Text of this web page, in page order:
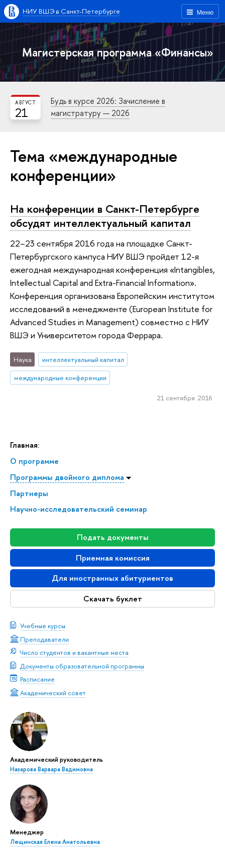
Меню
НИУ ВШЭ в Санкт-Петербурге
Магистерская программа «Финансы»
21
АВГУСТ
Будь в курсе 2026: Зачисление в
магистратуру — 2026
Главная:
О программе
Программы двойного диплома
Партнеры
Научно-исследовательский семинар
Подать документы
Приемная комиссия
Для иностранных абитуриентов
Скачать буклет
Учебные курсы
Преподаватели
Число студентов и вакантные места
Документы образовательной программы
Расписание
Академический совет
Академический руководитель
Назарова Варвара Вадимовна
Менеджер
Лещинская Елена Анатольевна
Тема «международные
конференции»
На конференции в Санкт-Петербурге
обсудят интеллектуальный капитал
22–23 сентября 2016 года на площадке Санкт-
Петербургского кампуса НИУ ВШЭ пройдет 12-я
ежегодная международная конференция «Intangibles,
Intellectual Capital and Extra-Financial Information».
Конференция организована Европейским институтом
исследований в менеджменте (European Institute for
Advanced Studies in Management) совместно с НИУ
ВШЭ и Университетом города Феррара.
Наука
интеллектуальный капитал
международные конференции
21 сентября 2016